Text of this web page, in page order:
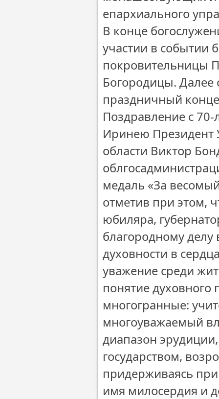
епархиального
В конце
участии в событии
покровительницы
Богородицы. Далее
праздничный
Поздравление с
Иринею Президент
области Виктор
медаль «За
отметив при этом,
юбиляра,
благородному
духовности в
уважение среди
понятие духовного
многогранные:
многоуважаемый
диапазон
государством,
придерживаясь
имя милосердия и